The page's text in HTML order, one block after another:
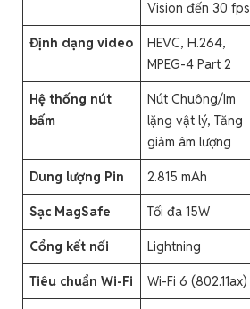
Vision đến 30 fps
Định dạng video
HEVC, H.264,
MPEG-4 Part 2
Hệ thống nút
bấm
Nút Chuông/Im
lặng vật lý, Tăng
giảm âm lượng
Dung lượng Pin 2.815 mAh
Sạc MagSafe Tối đa 15W
Cổng kết nối Lightning
Tiêu chuẩn Wi-Fi Wi-Fi 6 (802.11ax)